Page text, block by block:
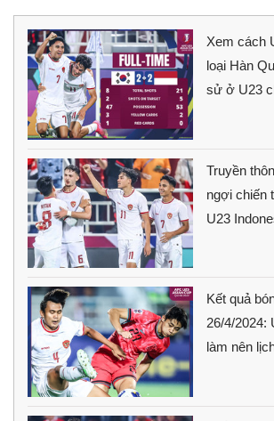
Xem cách
loại Hàn
sử ở U23
Truyền
ngợi chiến
U23
Kết quả
26/4/2024:
làm nên